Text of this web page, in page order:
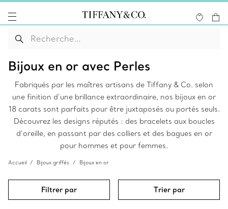
Bijoux en or avec Perles
Fabriqués par les maîtres artisans de Tiffany & Co. selon
une finition d’une brillance extraordinaire, nos bijoux en or
18 carats sont parfaits pour être juxtaposés ou portés seuls.
Découvrez les designs réputés : des bracelets aux boucles
d’oreille, en passant par des colliers et des bagues en or
pour hommes et pour femmes.
Accueil Bijoux griffés Bijoux en or
Filtrer par Trier par